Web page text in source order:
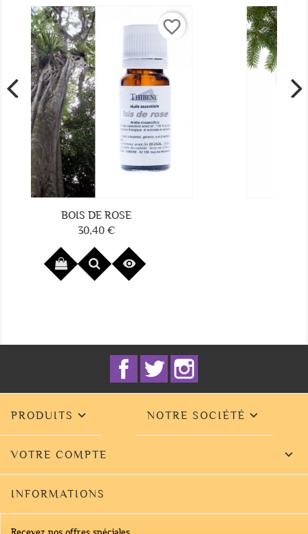
AMBIANCE RESPIRATOIRE
favorite_border
FacebookTwitter
PRODUITS  NOTRE SOCIÉTÉ 
VOTRE COMPTE 
INFORMATIONS